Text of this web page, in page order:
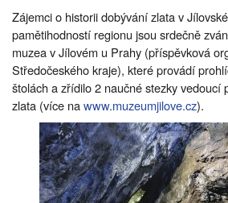
Zájemci o historii dobývání zlata v
pamětihodností regionu jsou srdečně
muzea v Jílovém u Prahy (příspěvková
Středočeského kraje), které provádí
štolách a zřídilo 2 naučné stezky vedoucí
zlata (více nawww.muzeumjilove.cz).